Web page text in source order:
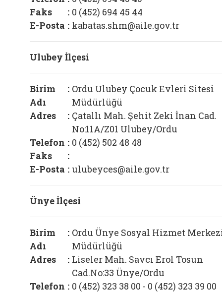
Faks
: 0 (452) 694 45 44
E-Posta : kabatas.shm@aile.gov.tr
Ulubey İlçesi
Birim
Adı
: Ordu Ulubey Çocuk Evleri Sitesi
Müdürlüğü
Adres
: Çatallı Mah. Şehit Zeki İnan Cad.
No:11A/Z01 Ulubey/Ordu
Telefon : 0 (452) 502 48 48
Faks
:
E-Posta : ulubeyces@aile.gov.tr
Ünye İlçesi
Birim
Adı
: Ordu Ünye Sosyal Hizmet
Müdürlüğü
Adres
: Liseler Mah. Savcı Erol Tosun
Cad.No:33 Ünye/Ordu
Telefon : 0 (452) 323 38 00 - 0 (452) 323 39 00